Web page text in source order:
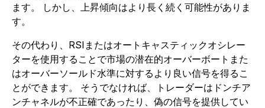
ます。 しかし、上昇傾向はより長く続く可能性がありま
す。
その代わり、RSIまたはオートキャスティックオシレー
ターを使用することで市場の潜在的オーバーボートまた
はオーバーソールド水準に対するより良い信号を得るこ
とができます。 そうでなければ、トレーダーはドンチア
ンチャネルが不正確であったり、偽の信号を提供してい